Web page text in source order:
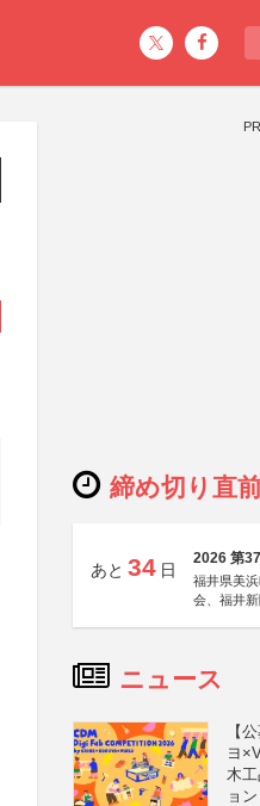
PR
締め切り直
あと 34 日
2026 第
福井県美
会、福井
ニュース
【
ヨ
木
ョ